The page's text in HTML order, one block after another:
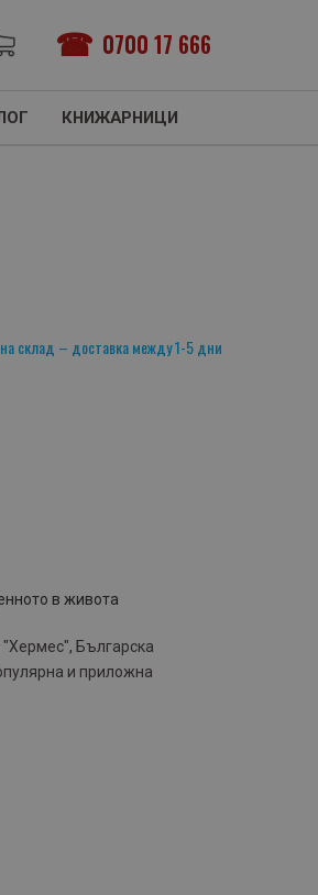
0700 17 666
КНИЖАРНИЦИ
склад – доставка между 1-5 дни
в живота
"Хермес", Българска
и приложна